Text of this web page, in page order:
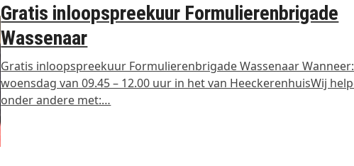
Gratis inloopspreekuur Formulierenbrigade
Wassenaar
Gratis inloopspreekuur Formulierenbrigade Wassenaar
woensdag van 09.45 – 12.00 uur in het van HeeckerenhuisWij
onder andere met:…